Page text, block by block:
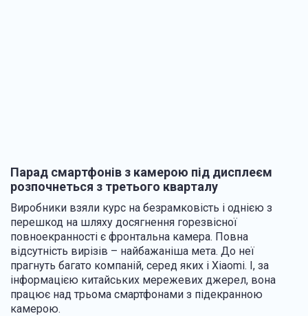
Парад смартфонів з камерою під дисплеєм
розпочнеться з третього кварталу
Виробники взяли курс на безрамковість і однією з
перешкод на шляху досягнення горезвісної
повноекранності є фронтальна камера. Повна
відсутність вирізів – найбажаніша мета. До неї
прагнуть багато компаній, серед яких і Xiaomi. І, за
інформацією китайських мережевих джерел, вона
працює над трьома смартфонами з підекранною
камерою.